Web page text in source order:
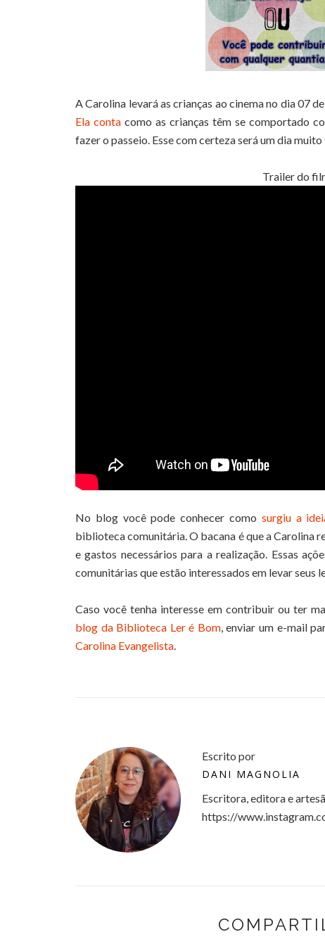
A Carolina levará as crianças ao cinema no dia 07
Ela contacomo as crianças têm se comportado
fazer o passeio. Esse com certeza será um dia
Trailer do
No blog você pode conhecer como surgiu a
biblioteca comunitária. O bacana é que a Carolina
e gastos necessários para a realização. Essas
comunitárias que estão interessados em levar seus
Caso você tenha interesse em contribuir ou ter
blog da Biblioteca Ler é Bom, enviar um e-mail
Carolina Evangelista.
Escrito por
DANI MAGNOLIA
Escritora, editora e
https://